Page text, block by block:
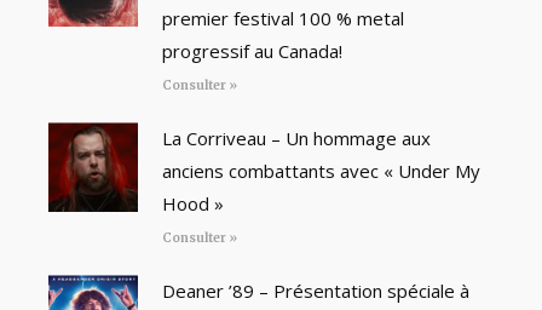
premier festival 100 % metal
progressif au Canada!
Consulter »
La Corriveau – Un hommage aux
anciens combattants avec « Under My
Hood »
Consulter »
Deaner ’89 – Présentation spéciale à